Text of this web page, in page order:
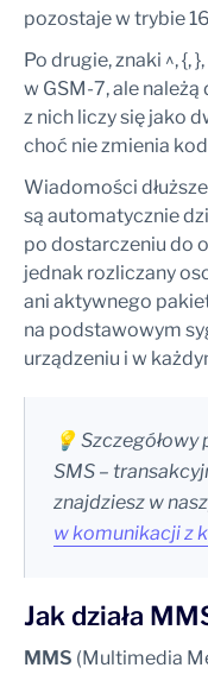
pozostaje w trybie
Po drugie, znaki ^, {,
w GSM-7, ale
z nich liczy się jako
choć nie zmienia
Wiadomości
są automatycznie
po dostarczeniu do
jednak rozliczany
ani aktywnego
na podstawowym
urządzeniu i w
💡
SMS –
znajdziesz w
w komunikacji z
Jak działa
MMS (Multimedia